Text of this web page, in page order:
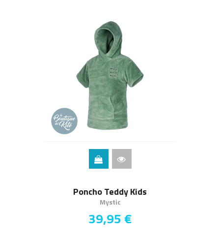
Poncho Teddy Kids
Mystic
39,95 €